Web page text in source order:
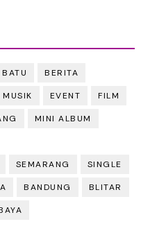
BATU BERITA
MUSIK EVENT FILM
MINI ALBUM
SEMARANG SINGLE
BANDUNG BLITAR